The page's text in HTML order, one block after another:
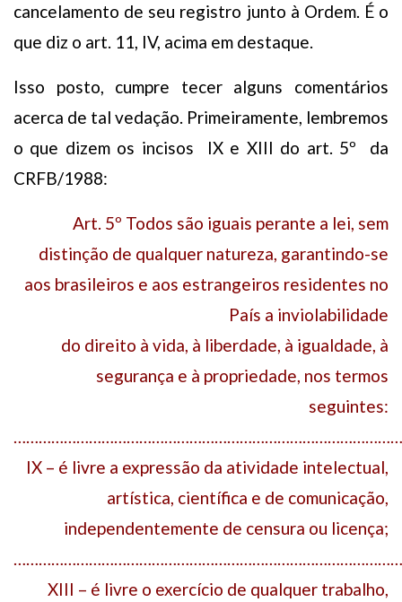
cancelamento de seu registro junto à Ordem. É o
que diz o art. 11, IV, acima em destaque.
Isso posto, cumpre tecer alguns comentários
acerca de tal vedação. Primeiramente, lembremos
o que dizem os incisos IX e XIII do art. 5º da
CRFB/1988:
Art. 5º Todos são iguais perante a lei, sem
distinção de qualquer natureza, garantindo-se
aos brasileiros e aos estrangeiros residentes no
País a inviolabilidade
do direito à vida, à liberdade, à igualdade, à
segurança e à propriedade, nos termos
seguintes:
IX – é livre a expressão da atividade intelectual,
artística, científica e de comunicação,
independentemente de censura ou licença;
XIII – é livre o exercício de qualquer trabalho,